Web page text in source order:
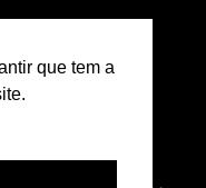
que tem a